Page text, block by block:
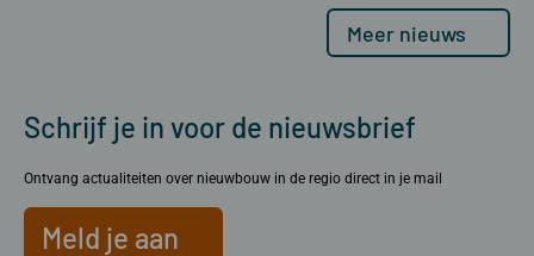
Meer nieuws
Schrijf je in voor de nieuwsbrief
Ontvang actualiteiten over nieuwbouw in de regio direct in je mail
Meld je aan